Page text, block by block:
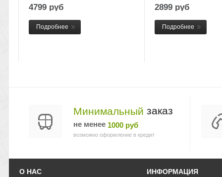
4799 руб
Подробнее
2899 руб
Подробнее
Минимальный заказ
не менее 1000 руб
возможно оформление в кредит
О НАС ИНФОРМАЦИЯ